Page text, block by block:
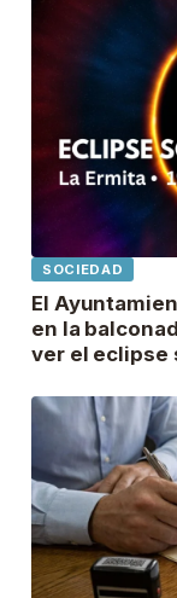
SOCIEDAD
El
en la
ver el eclipse